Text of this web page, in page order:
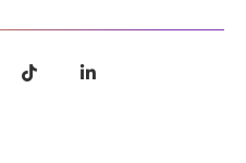
Link